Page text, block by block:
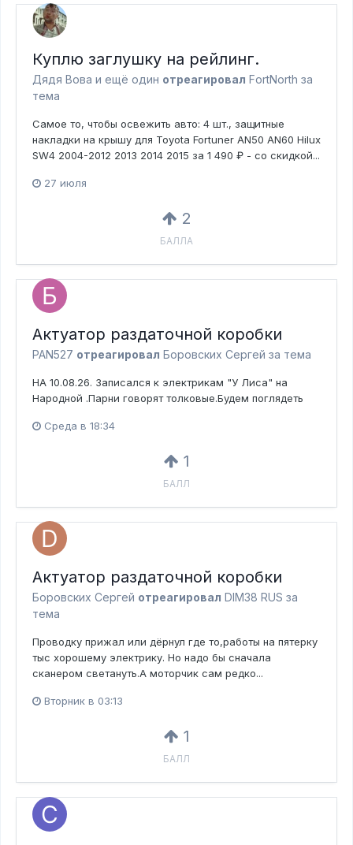
Куплю заглушку на рейлинг.
Дядя Вова и ещё один отреагировал FоrtNorth за
тема
Самое то, чтобы освежить авто: 4 шт., защитные
накладки на крышу для Toyota Fortuner AN50 AN60 Hilux
SW4 2004-2012 2013 2014 2015 за 1 490 ₽ - со скидкой...
27 июля
2
БАЛЛА
Актуатор раздаточной коробки
PAN527 отреагировал Боровских Сергей за тема
НА 10.08.26. Записался к электрикам "У Лиса" на
Народной .Парни говорят толковые.Будем поглядеть
Среда в 18:34
1
БАЛЛ
Актуатор раздаточной коробки
Боровских Сергей отреагировал DIM38 RUS за
тема
Проводку прижал или дёрнул где то,работы на пятерку
тыс хорошему электрику. Но надо бы сначала
сканером светануть.А моторчик сам редко...
Вторник в 03:13
1
БАЛЛ